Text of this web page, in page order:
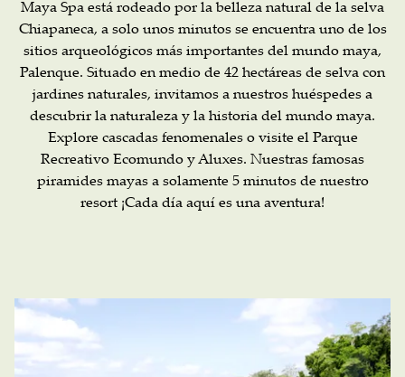
Maya Spa está rodeado por la belleza natural de la selva
Chiapaneca, a solo unos minutos se encuentra uno de los
sitios arqueológicos más importantes del mundo maya,
Palenque. Situado en medio de 42 hectáreas de selva con
jardines naturales, invitamos a nuestros huéspedes a
descubrir la naturaleza y la historia del mundo maya.
Explore cascadas fenomenales o visite el Parque
Recreativo Ecomundo y Aluxes. Nuestras famosas
piramides mayas a solamente 5 minutos de nuestro
resort ¡Cada día aquí es una aventura!